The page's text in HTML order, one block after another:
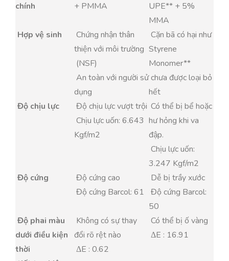
chính
+ PMMA
UPE** + 5%
MMA
Hợp vệ sinh
Chứng nhận thân
thiện với môi trường
(NSF)
An toàn với người sử
dụng
Cặn bã có hại như
Styrene
Monomer**
chưa được loại bỏ
hết
Độ chịu lực
Độ chịu lực vượt trội
Chịu lực uốn: 6.643
Kgf/m2
Có thể bị bể hoặc
hư hỏng khi va
đập.
Chịu lực uốn:
3.247 Kgf/m2
Độ cứng
Độ cứng cao
Độ cứng Barcol: 61
Dễ bị trầy xước
Độ cứng Barcol:
50
Độ phai màu
dưới điều kiện
thời
Không có sự thay
đổi rõ rệt nào
ΔE : 0.62
Có thể bị ố vàng
ΔE : 16.91